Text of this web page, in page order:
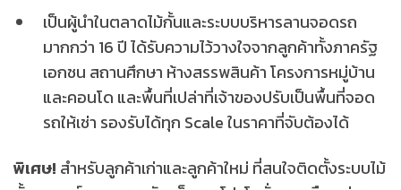
เป็นผู้นำในตลาดไม้กั้นและระบบบริหารลานจอดรถ
มากกว่า 16 ปี ได้รับความไว้วางใจจากลูกค้าทั้งภาครัฐ
เอกชน สถานศึกษา ห้างสรรพสินค้า โครงการหมู่บ้าน
และคอนโด และพื้นที่เปล่าที่เจ้าของปรับเป็นพื้นที่จอด
รถให้เช่า รองรับได้ทุก Scale ในราคาที่จับต้องได้
พิเศษ! สำหรับลูกค้าเก่าและลูกค้าใหม่ ที่สนใจติดตั้งระบบไม้